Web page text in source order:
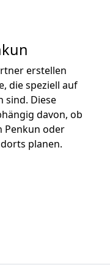
erstellen
die speziell auf
sind. Diese
davon, ob
Penkun oder
planen.